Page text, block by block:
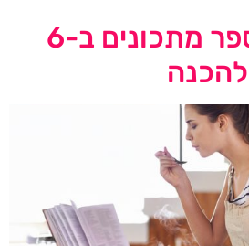
איך להוציא ספר מתכונים ב-6